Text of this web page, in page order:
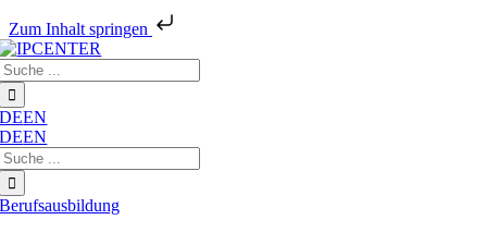
Zum Inhalt springen
Zum
Inhalt
springen
DEEN
DEEN
Berufsausbildung